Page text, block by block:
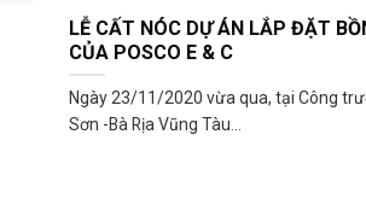
LỄ CẤT NÓC DỰ ÁN LẮP ĐẶT
CỦA POSCO E & C
Ngày 23/11/2020 vừa qua, tại Công
Sơn -Bà Rịa Vũng Tàu...